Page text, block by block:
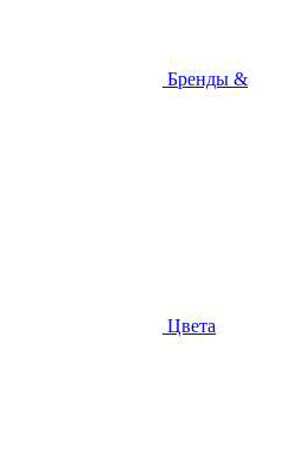
Бренды &
Цвета